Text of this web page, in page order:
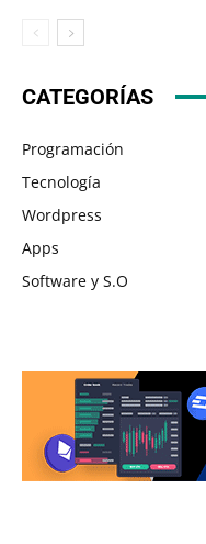
CATEGORÍAS
Programación
Tecnología
Wordpress
Apps
Software y S.O